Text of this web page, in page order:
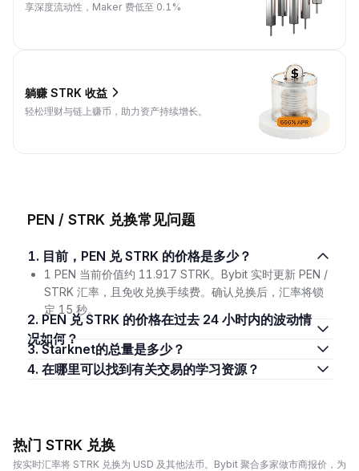
享深度流动性，Maker 费低至 0.1%
躺赚 STRK 收益
轻松理财与链上赚币，助力资产持续增长。
PEN / STRK 兑换常见问题
1. 目前，PEN 兑 STRK 的价格是多少？
1 PEN 当前价值约 11.917 STRK。Bybit 实时更新 PEN /
STRK 汇率，且免收兑换手续费。确认兑换后，汇率将锁
定 15 秒。
2. PEN 兑 STRK 的价格在过去 24 小时内的波动情
况如何？
3. Starknet的总量是多少？
4. 在哪里可以找到有关交易的学习资源？
热门 STRK 兑换
按实时汇率将 STRK 兑换为 USD 及其他法币。Bybit 聚合多家做市商报价，为